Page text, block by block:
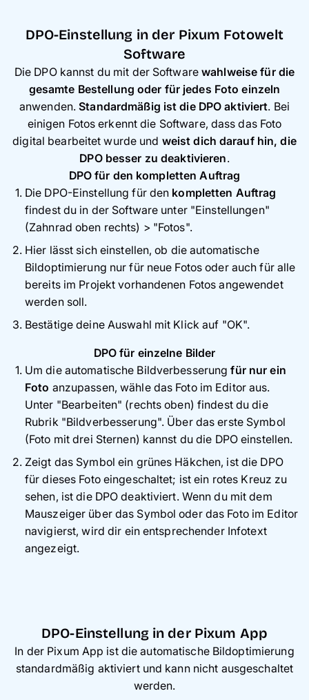
DPO-Einstellung in der Pixum Fotowelt
Software
Die DPO kannst du mit der Softwarewahlweise für die
gesamte Bestellung oder für jedes Foto einzeln
anwenden.Standardmäßig ist die DPO aktiviert. Bei
einigen Fotos erkennt die Software, dass das Foto
digital bearbeitet wurde und weist dich darauf hin, die
DPO besser zu deaktivieren.
DPO für den kompletten Auftrag
Die DPO-Einstellung für den kompletten Auftrag
findest du in der Software unter "Einstellungen"
(Zahnrad oben rechts) > "Fotos".
Hier lässt sich einstellen, ob die automatische
Bildoptimierung nur für neue Fotos oder auch für alle
bereits im Projekt vorhandenen Fotos angewendet
werden soll.
Bestätige deine Auswahl mit Klick auf "OK".
DPO für einzelne Bilder
Um die automatische Bildverbesserungfür nur ein
Foto anzupassen, wähle das Foto im Editor aus.
Unter "Bearbeiten" (rechts oben) findest du die
Rubrik "Bildverbesserung". Über das erste Symbol
(Foto mit drei Sternen) kannst du die DPO einstellen.
Zeigt das Symbol ein grünes Häkchen, ist die DPO
für dieses Foto eingeschaltet; ist ein rotes Kreuz zu
sehen, ist die DPO deaktiviert. Wenn du mit dem
Mauszeiger über das Symbol oder das Foto im Editor
navigierst, wird dir ein entsprechender Infotext
angezeigt.
DPO-Einstellung in der Pixum App
In der Pixum App ist die automatische Bildoptimierung
standardmäßig aktiviert und kann nicht ausgeschaltet
werden.